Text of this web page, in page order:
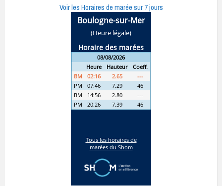
Voir les Horaires de marée sur 7 jours